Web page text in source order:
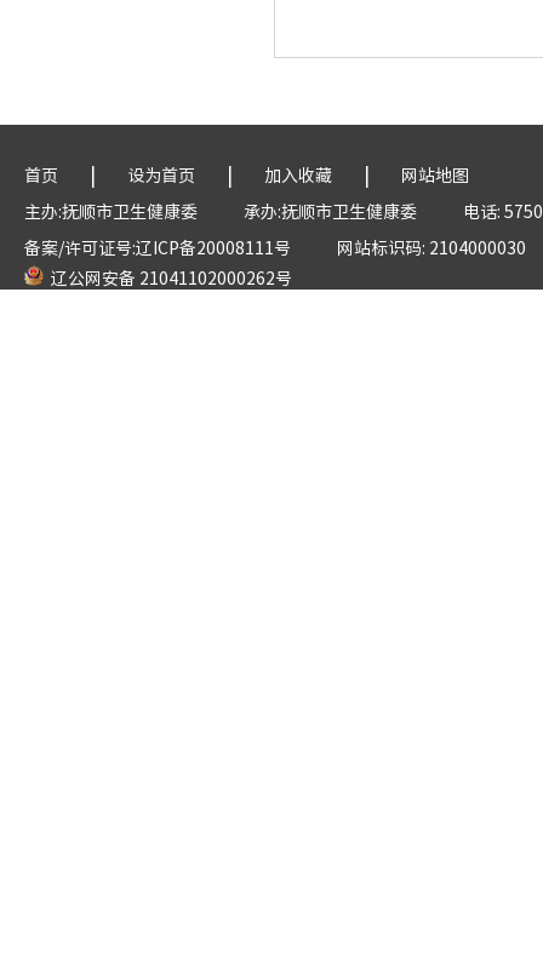
首页 | 设为首页 | 加入收藏 |
网站地图
主办:抚顺市卫生健康委
承办:抚顺市卫生健康委
电话:
备案/许可证号:辽ICP备20008111号
网站标识码: 2104000030
辽公网安备 21041102000262号